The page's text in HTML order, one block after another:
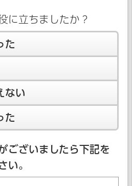
に立ちましたか？
た
ない
た
ございましたら下記を
い。